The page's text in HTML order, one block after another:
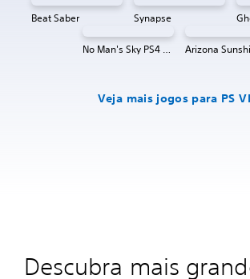
Beat Saber Synapse
No Man's Sky PS4 & PS5
Veja mais jogos para PS
Descubra mais